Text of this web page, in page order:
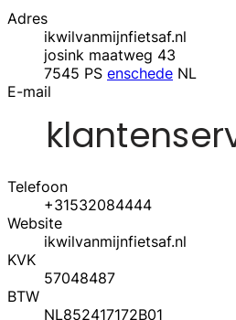
Adres
ikwilvanmijnfietsaf.nl
josink maatweg 43
7545 PS enschede NL
E-mail
Telefoon
+31532084444
Website
ikwilvanmijnfietsaf.nl
KVK
57048487
BTW
NL852417172B01